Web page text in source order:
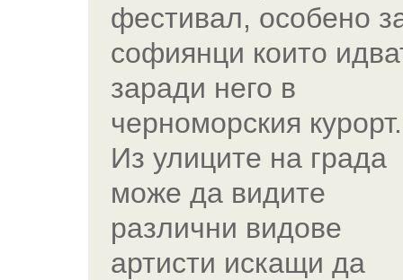
фестивал, особено
софиянци които
заради него в
черноморския курорт.
Из улиците на града
може да видите
различни видове
артисти искащи да